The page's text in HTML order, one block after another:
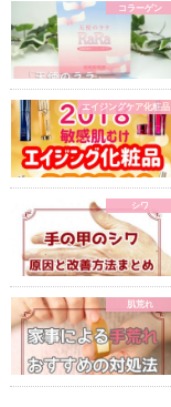
コラーゲン
エイジングケア化粧品
シワ
肌荒れ